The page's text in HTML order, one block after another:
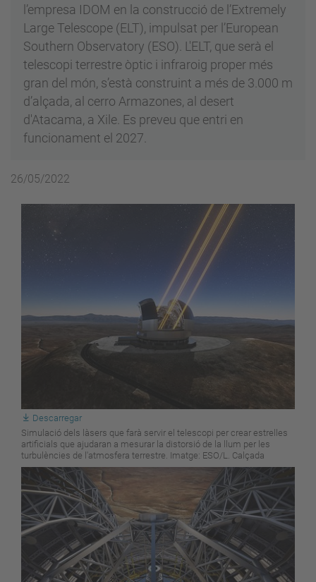
l’empresa IDOM en la construcció de l’Extremely
Large Telescope (ELT), impulsat per l’European
Southern Observatory (ESO). L'ELT, que serà el
telescopi terrestre òptic i infraroig proper més
gran del món, s’està construint a més de 3.000 m
d’alçada, al cerro Armazones, al desert
d'Atacama, a Xile. Es preveu que entri en
funcionament el 2027.
26/05/2022
Descarregar
Simulació dels làsers que farà servir el telescopi per crear estrelles
artificials que ajudaran a mesurar la distorsió de la llum per les
turbulències de l'atmosfera terrestre. Imatge: ESO/L. Calçada